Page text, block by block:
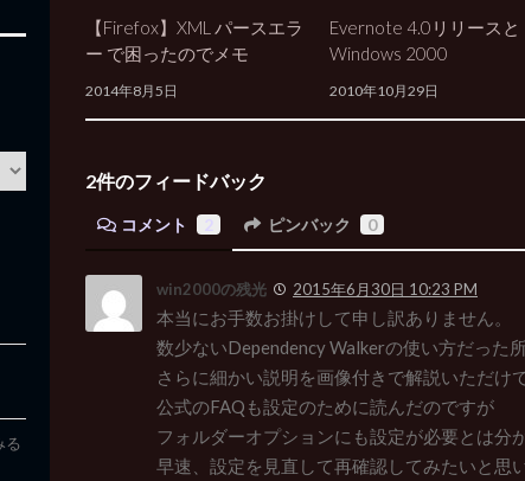
【Firefox】XML パースエラ
ー で困ったのでメモ
2014年8月5日
Evernote 4.0リリースと
Windows 2000
2010年10月29日
2件のフィードバック
コメント ピンバック 0
win2000の残光 2015年6月30日 10:23 PM
本当にお手数お掛けして申し訳ありません。
数少ないDependency Walkerの使い方だった
さらに細かい説明を画像付きで解説いただけ
公式のFAQも設定のために読んだのですが
フォルダーオプションにも設定が必要とは分
早速、設定を見直して再確認してみたいと思い
る